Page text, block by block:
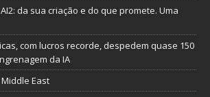
da sua criação e do que promete. Uma
com lucros recorde, despedem quase 150
da IA
East